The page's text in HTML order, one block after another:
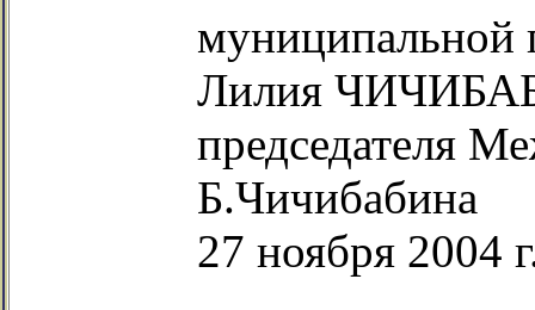
муниципальной
Лилия
председателя
Б.Чичибабина
27 ноября 2004